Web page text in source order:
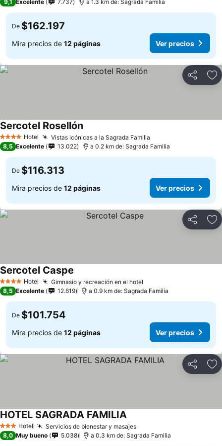
9,1 Excelente 7.737 a 1.3 km de: Sagrada Familia
De $162.197
Mira precios de 12 páginas Ver precios
Compartir
4 EstrellasHotel Vistas icónicas a la Sagrada Familia
Sercotel RosellónVer precios
8,5 Excelente 13.022 a 0.2 km de: Sagrada Familia
De $116.313
Mira precios de 12 páginas Ver precios
Compartir
4 EstrellasHotel Gimnasio y recreación en el hotel
Sercotel Caspe
8,5 Excelente 12.619 a 0.9 km de: Sagrada Familia
De $101.754
Mira precios de 12 páginas Ver precios
Compartir
3 Estrellas
Hotel Servicios de bienestar y masajesVer precios
HOTEL SAGRADA FAMILIAVer precios
8,0 Muy bueno 5.038 a 0.3 km de: Sagrada Familia